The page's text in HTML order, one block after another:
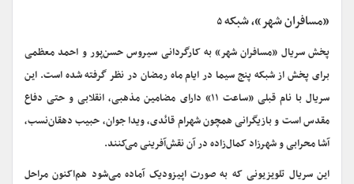
«مسافران شهر»، شبکه۵
پخش سریال «مسافران شهر» به کارگردانی سیروس حسن‌پور و احمد معظمی
برای پخش از شبکه پنج سیما در ایام ماه رمضان در نظر گرفته شده است. این
سریال با نام قبلی «ساعت ۱۱» دارای مضامین مذهبی، انقلابی و حتی دفاع
مقدس است و بازیگرانی همچون شهرام قائدی، ویدا جوان، حبیب دهقان‌نسب،
آشا محرابی و شهرزاد کمال‌زاده در آن نقش‌آفرینی می‌کنند.
این سریال تلویزیونی که به صورت اپیزودیک آماده می‌شود هم‌اکنون مراحل